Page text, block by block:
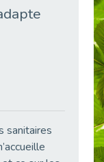
sanitaires